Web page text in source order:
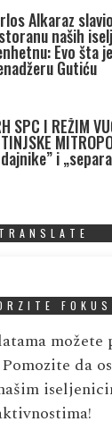
Alkaraz
naših
Evo šta
Gutiću
SPC I REŽIM
i
TRANSLATE
FOKUS
da